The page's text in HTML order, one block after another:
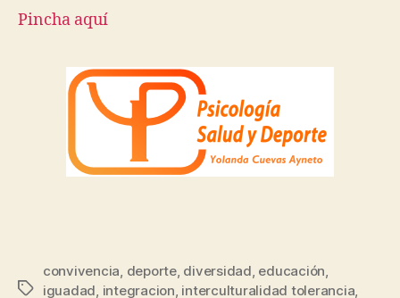
Pincha aquí
convivencia, deporte, diversidad, educación,
iguadad, integracion, interculturalidad tolerancia,